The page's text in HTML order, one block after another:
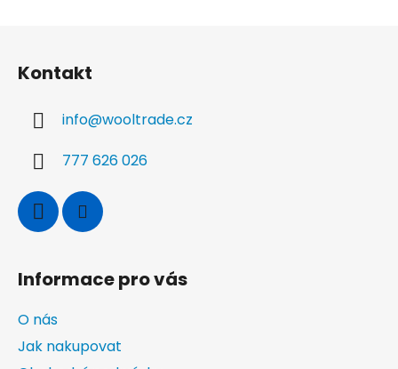
Kontakt
info@wooltrade.cz
777 626 026
Informace pro vás
O nás
Jak nakupovat